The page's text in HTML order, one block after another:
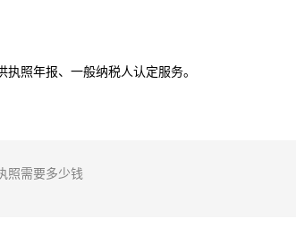
照年报、一般纳税人认定服务。
照需要多少钱